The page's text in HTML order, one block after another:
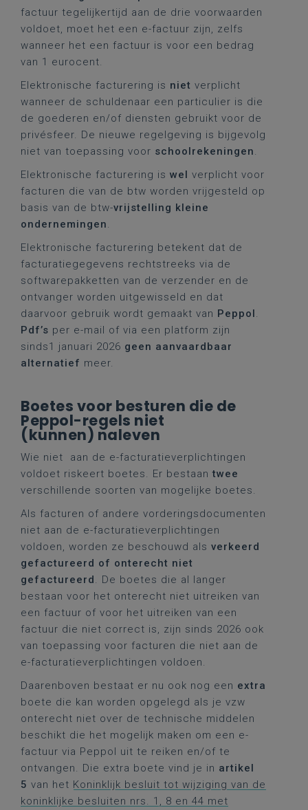
factuur tegelijkertijd aan de drie voorwaarden
voldoet, moet het een e-factuur zijn, zelfs
wanneer het een factuur is voor een bedrag
van 1 eurocent.
Elektronische facturering is niet verplicht
wanneer de schuldenaar een particulier is die
de goederen en/of diensten gebruikt voor de
privésfeer. De nieuwe regelgeving is bijgevolg
niet van toepassing voor schoolrekeningen.
Elektronische facturering is wel verplicht voor
facturen die van de btw worden vrijgesteld op
basis van de btw-vrijstelling kleine
ondernemingen.
Elektronische facturering betekent dat de
facturatiegegevens rechtstreeks via de
softwarepakketten van de verzender en de
ontvanger worden uitgewisseld en dat
daarvoor gebruik wordt gemaakt van Peppol.
Pdf’s per e-mail of via een platform zijn
sinds1 januari 2026 geen aanvaardbaar
alternatief meer.
Boetes voor besturen die de
Peppol-regels niet
(kunnen) naleven
Wie niet aan de e-facturatieverplichtingen
voldoet riskeert boetes. Er bestaantwee
verschillende soorten van mogelijke boetes.
Als facturen of andere vorderingsdocumenten
niet aan de e-facturatieverplichtingen
voldoen, worden ze beschouwd als verkeerd
gefactureerd of onterecht niet
gefactureerd. De boetes die al langer
bestaan voor het onterecht niet uitreiken van
een factuur of voor het uitreiken van een
factuur die niet correct is, zijn sinds 2026 ook
van toepassing voor facturen die niet aan de
e-facturatieverplichtingen voldoen.
Daarenboven bestaat er nu ook nog een extra
boete die kan worden opgelegd als je vzw
onterecht niet over de technische middelen
beschikt die het mogelijk maken om een e-
factuur via Peppol uit te reiken en/of te
ontvangen. Die extra boete vind je in artikel
5 van het Koninklijk besluit tot wijziging van de
koninklijke besluiten nrs. 1, 8 en 44 met